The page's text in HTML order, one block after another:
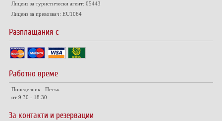
Лиценз за туристически агент: 05443
Лиценз за превозвач: EU1064
Разплащания с
Работно време
Понеделник - Петък
от 9:30 - 18:30
За контакти и резервации